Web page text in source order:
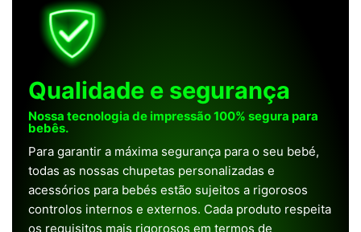
Qualidade e segurança
Nossa tecnologia de impressão 100% segura para
bebês.
Para garantir a máxima segurança para o seu bebé,
todas as nossas chupetas personalizadas e
acessórios para bebés estão sujeitos a rigorosos
controlos internos e externos. Cada produto respeita
os requisitos mais rigorosos em termos de